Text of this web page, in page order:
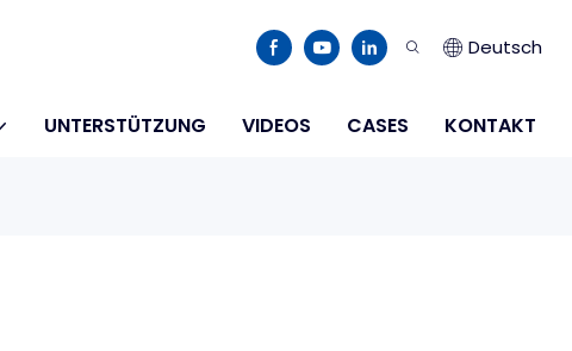
Deutsch
UNTERSTÜTZUNG VIDEOS CASES KONTAKT